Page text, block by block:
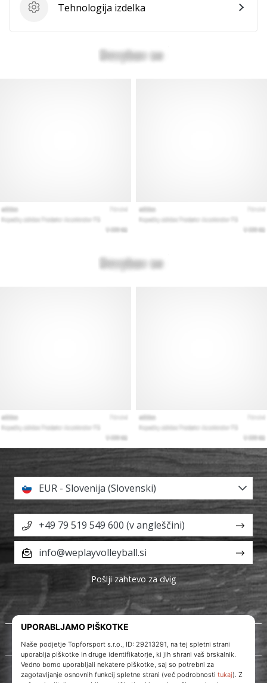
Tehnologija izdelka
Tehnologija izdelka
O nas
Storitve za stranke
EUR - Slovenija (Slovenski)
+49 79 519 549 600 (v angleščini)
info@weplayvolleyball.si
Pošlji zahtevo za dvig